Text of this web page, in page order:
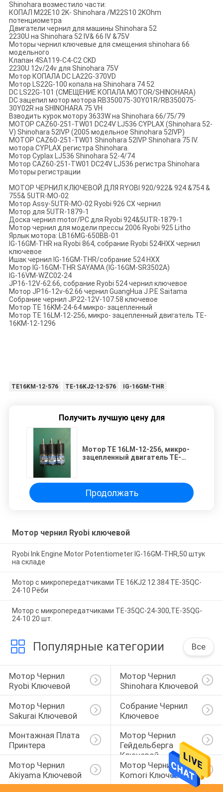
Shinohara возместило части:
КОПАЛ M22E10 2K- Shinohara /M22S10 2KOhm
потенциометра
Двигатели чернил для машины Shinohara 52
2230U на Shinohara 52 IV& 66 IV &75V
Моторы чернил ключевые для смещения shinohara 66
модельного
Клапан 4SA119-C4-C2 CKD
2230U 12v/24v для Shinohara 75V
Мотор КОПАЛА DC LA22G-370VD
Мотор LS22G-100 копала на Shinohara 74 52
DC LS22G-101 (СМЕЩЕНИЕ КОПАЛА MOTOR/SHINOHARA)
DC зацепил мотор мотора RB350075-30Y01R/RB350075-
30Y02R на SHINOHARA 75 VH
Взводить курок мотору 3633W на Shinohara 66/75/79
МОТОР CAZ60-251-TW01 DC24V LJ536 CYPLAX (Shinohara 52-
V) Shinohara 52IVP (2005 модельное Shinohara 52IVP)
МОТОР CAZ60-251-TW01 Shinohara 52IVP Shinohara 75 IV.
мотора CYPLAX регистра Shinohara.
Мотор Cyplax LJ536 Shinohara 52-4/74
Мотор CAZ60-251-TW01 DC24V LJ536 регистра Shinohara
Моторы регистрации
МОТОР ЧЕРНИЛ КЛЮЧЕВОЙ ДЛЯ RYOBI 920/922& 924 &754 &
755& 5UTR-MO-02
Мотор Assy-5UTR-MO-02 Ryobi 926 CX чернил
Мотор для 5UTR-1879-1
Доска чернил motor/PC для Ryobi 924&5UTR-1879-1
Мотор чернил для модели прессы 2006 Ryobi 925 Litho
Ярлык мотора: LB16MG-650BB-01
IG-16GM-THR на Ryobi 864, собрание Ryobi 524HXX чернил
ключевое
Ишак чернил IG-16GM-THR/собрание 524 HXX
Мотор IG-16GM-THR SAYAMA (IG-16GM-SR3502A)
IG-16VM-WZC02-24
JP16-12V-62.66, собрание Ryobi 524 чернил ключевое
Мотор JP16-12v-62.66 чернил GuangHua J.P.E Saitama
Собрание чернил JP22-12V-107.58 ключевое
Мотор TE 16KM-24-64 микро- зацепленный
Мотор TE 16LM-12-256, микро- зацепленный двигатель TE-
16KM-12-1296
TE16KM-12-576 TE-16KJ2-12-576 IG-16GM-THR
Получить лучшую цену для
Мотор TE 16LM-12-256, микро-
зацепленный двигатель TE-
Продолжать
Мотор чернил Ryobi ключевой
Ryobi Ink Engine Motor Potentiometer IG-16GM-THR,50 штук
на складе
Мотор с микропередатчиками TE 16KJ2 12 384 TE-35QC-
24-10 Рёби
Мотор с микропередатчиками TE-35QC-24-300,TE-35QG-
24-10 20 шт.
Популярные категории Все
Мотор Чернил
Ryobi Ключевой
Мотор Чернил
Shinohara Ключевой
Мотор Чернил
Sakurai Ключевой
Собрание Чернил
Ключевое
Монтажная Плата
Принтера
Мотор Чернил
Гейдельберга
Ключевой
Мотор Чернил
Akiyama Ключевой
Мотор Чернил
Komori Ключевой